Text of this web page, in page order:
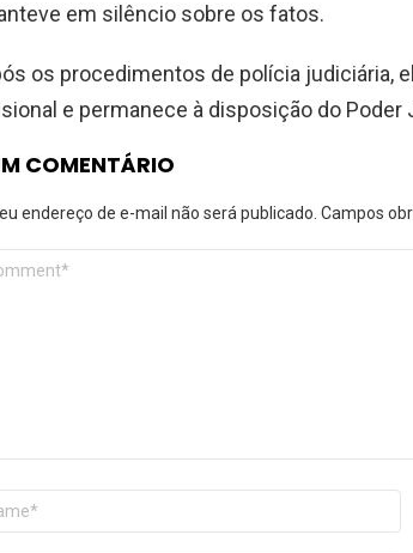
em silêncio sobre os fatos.
os procedimentos de polícia judiciária,
e permanece à disposição do Poder
COMENTÁRIO
endereço de e-mail não será publicado. Campos